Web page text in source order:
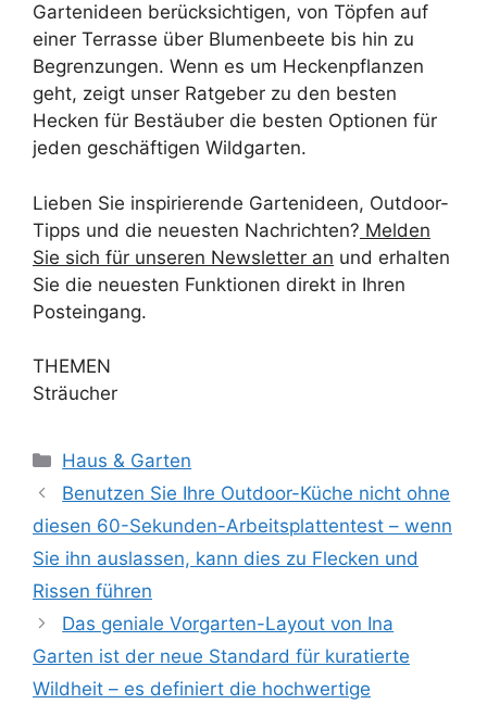
Gartenideen berücksichtigen, von Töpfen auf
einer Terrasse über Blumenbeete bis hin zu
Begrenzungen. Wenn es um Heckenpflanzen
geht, zeigt unser Ratgeber zu den besten
Hecken für Bestäuber die besten Optionen für
jeden geschäftigen Wildgarten.
Lieben Sie inspirierende Gartenideen, Outdoor-
Tipps und die neuesten Nachrichten? Melden
Sie sich für unseren Newsletter an und erhalten
Sie die neuesten Funktionen direkt in Ihren
Posteingang.
THEMEN
Sträucher
Kategorien
Haus & Garten
Benutzen Sie Ihre Outdoor-Küche nicht ohne
diesen 60-Sekunden-Arbeitsplattentest – wenn
Sie ihn auslassen, kann dies zu Flecken und
Rissen führen
Das geniale Vorgarten-Layout von Ina
Garten ist der neue Standard für kuratierte
Wildheit – es definiert die hochwertige